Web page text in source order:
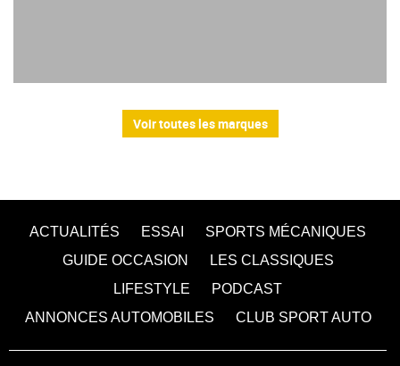
Voir toutes les marques
ACTUALITÉS ESSAI
SPORTS MÉCANIQUES
GUIDE OCCASION
LES CLASSIQUES
LIFESTYLE
PODCAST
ANNONCES AUTOMOBILES
CLUB SPORT AUTO